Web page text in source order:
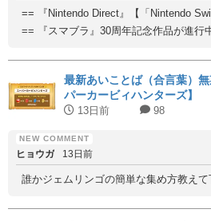
== 『Nintendo Direct』【「Nintendo
== 『スマブラ』30周年記念作品が進行
最新あいことば（合言葉）
パーカービィハンターズ】
13日前 98
ヒョウガ 13日前
誰かジェムリンゴの簡単な集め方教えて